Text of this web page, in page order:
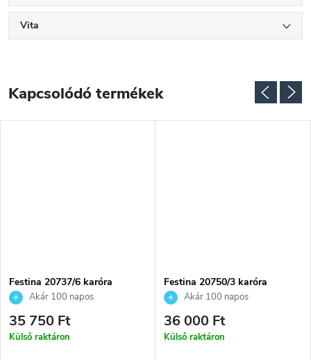
Vita
Kapcsolódó termékek
Festina 20737/6 karóra
Akár 100 napos
visszaküldési lehetőség. Hivatalos
márkakereskedő.
35 750 Ft
Külső raktáron
Festina 20750/3 karóra
Akár 100 napos
visszaküldési lehetőség. Hivatalos
márkakereskedő.
36 000 Ft
Külső raktáron